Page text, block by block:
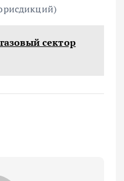
сектор